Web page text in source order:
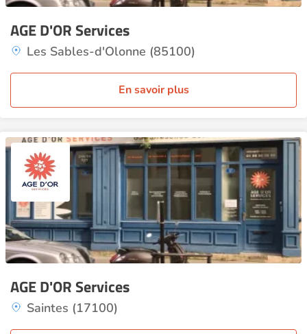
AGE D'OR Services
Les Sables-d'Olonne (85100)
En savoir plus
AGE D'OR Services
Saintes (17100)